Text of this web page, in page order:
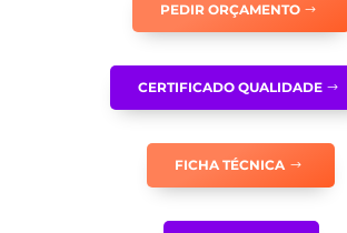
PEDIR ORÇAMENTO
CERTIFICADO QUALIDADE
FICHA TÉCNICA